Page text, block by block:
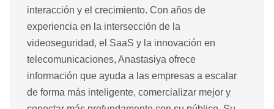
interacción y el crecimiento. Con años de
experiencia en la intersección de la
videoseguridad, el SaaS y la innovación en
telecomunicaciones, Anastasiya ofrece
información que ayuda a las empresas a escalar
de forma más inteligente, comercializar mejor y